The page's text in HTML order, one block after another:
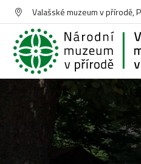
Valašské muzeum v přírodě,